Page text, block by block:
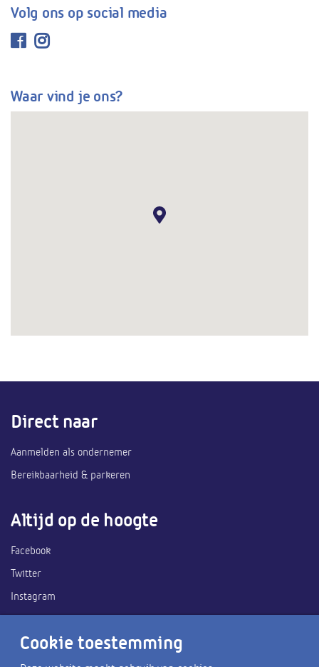
Volg ons op social media
Waar vind je ons?
Direct naar
Aanmelden als ondernemer
Bereikbaarheid & parkeren
Altijd op de hoogte
Facebook
Twitter
Instagram
Ook handig
Cookie toestemming